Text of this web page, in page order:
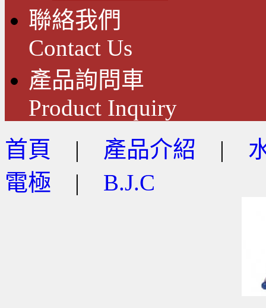
聯絡我們
Contact Us
產品詢問車
Product Inquiry
首頁 | 產品介紹 |
電極 | B.J.C